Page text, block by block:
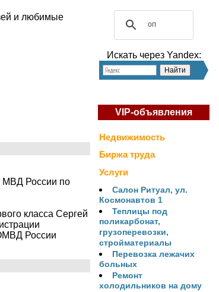
и любимые
МВД России по
класса Сергей
России
Искать через Yandex:
VIP-объявления
Недвижимость
Биржа труда
Услуги
Салон Ритуал, ул.
Космонавтов 1
Теплицы под
поликарбонат,
грузоперевозки,
стройматериалы
Перевозка лежачих
больных
Ремонт
холодильников на дому